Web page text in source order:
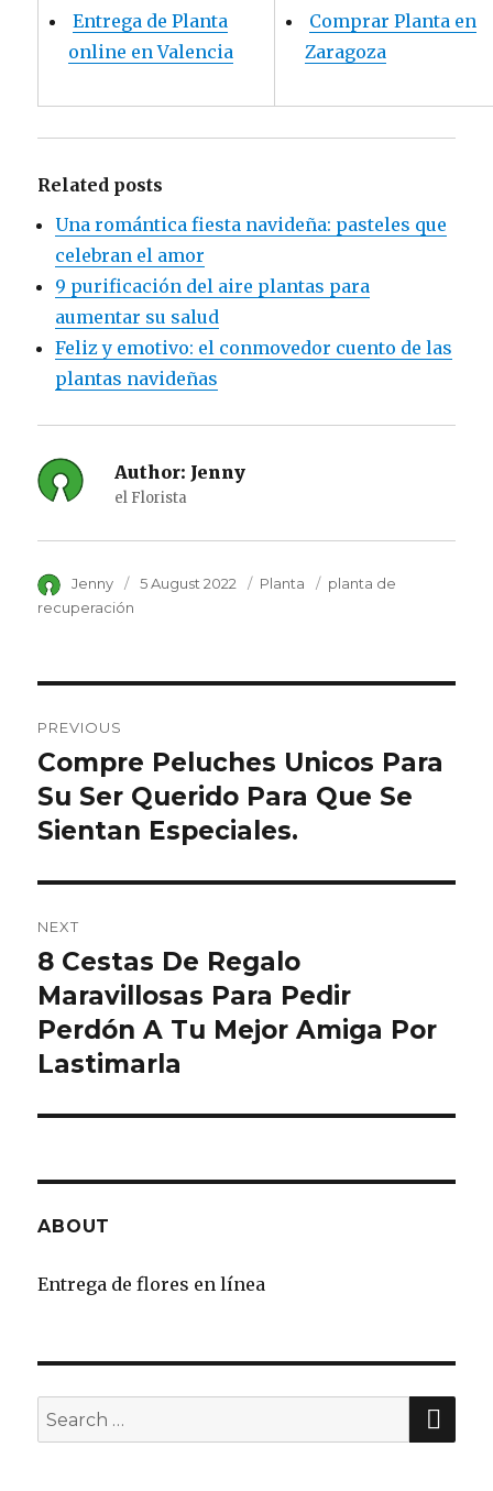
Entrega de Planta
online en Valencia
Comprar Planta en
Zaragoza
Related posts
Una romántica fiesta navideña: pasteles que
celebran el amor
9 purificación del aire plantas para
aumentar su salud
Feliz y emotivo: el conmovedor cuento de las
plantas navideñas
Author: Jenny
el Florista
Author
Jenny
Posted
5 August 2022 Category
Planta Tags
planta de
recuperación
navigation
PREVIOUS
Previous
post:
Compre Peluches Unicos Para
Su Ser Querido Para Que Se
Sientan Especiales.
NEXT
Next
post:
8 Cestas De Regalo
Maravillosas Para Pedir
Perdón A Tu Mejor Amiga Por
Lastimarla
ABOUT
Entrega de flores en línea
Search
for: